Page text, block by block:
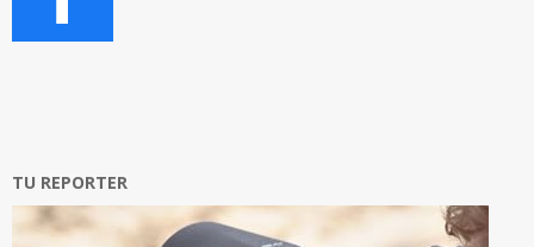
TU REPORTER